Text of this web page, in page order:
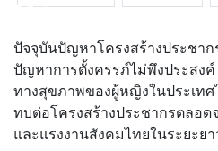
ปัจจุบันปัญหาโครงสร้างประชาก
ปัญหาการตั้งครรภ์ไม่พึงประสงค์
ทางสุขภาพของผู้หญิงในประเทศ
ทบต่อโครงสร้างประชากรตลอ
และแรงงานสังคมไทยในระยะยา